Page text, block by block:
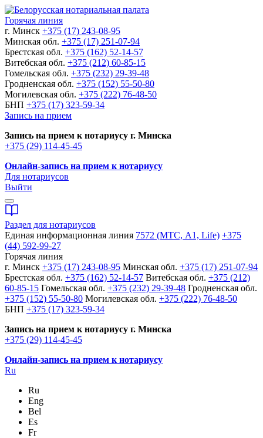
Горячая линия
г. Минск +375 (17) 243-08-95
Минская обл. +375 (17) 251-07-94
Брестская обл. +375 (162) 52-14-57
Витебская обл. +375 (212) 60-85-15
Гомельская обл. +375 (232) 29-39-48
Гродненская обл. +375 (152) 55-50-80
Могилевская обл. +375 (222) 76-48-50
БНП +375 (17) 323-59-34
Запись на прием
Запись на прием к нотариусу г. Минска
+375 (29) 114-45-45
Онлайн-запись на прием к нотариусу
Для нотариусов
Выйти
Раздел для нотариусов
Единая информационная линия 7572 (МТС, A1, Life) +375
(44) 592-99-27
Горячая линия
г. Минск +375 (17) 243-08-95 Минская обл. +375 (17) 251-07-94
Брестская обл. +375 (162) 52-14-57 Витебская обл. +375 (212)
60-85-15 Гомельская обл. +375 (232) 29-39-48 Гродненская обл.
+375 (152) 55-50-80 Могилевская обл. +375 (222) 76-48-50
БНП +375 (17) 323-59-34
Запись на прием к нотариусу г. Минска
+375 (29) 114-45-45
Онлайн-запись на прием к нотариусу
Ru
Ru
Eng
Bel
Es
Fr